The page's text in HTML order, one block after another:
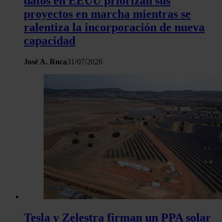
proyectos en marcha mientras se
ralentiza la incorporación de nueva
capacidad
José A. Roca31/07/2026
Tesla y Zelestra firman un PPA solar